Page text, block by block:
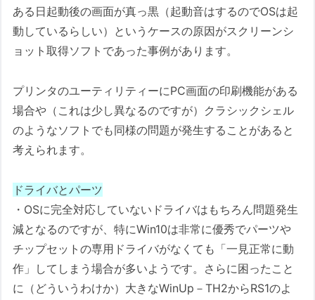
ある日起動後の画面が真っ黒（起動音はするのでOSは起
動しているらしい）というケースの原因がスクリーンシ
ョット取得ソフトであった事例があります。
プリンタのユーティリティーにPC画面の印刷機能がある
場合や（これは少し異なるのですが）クラシックシェル
のようなソフトでも同様の問題が発生することがあると
考えられます。
ドライバとパーツ
・OSに完全対応していないドライバはもちろん問題発生
減となるのですが、特にWin10は非常に優秀でパーツや
チップセットの専用ドライバがなくても「一見正常に動
作」してしまう場合が多いようです。さらに困ったこと
に（どういうわけか）大きなWinUp－TH2からRS1のよ